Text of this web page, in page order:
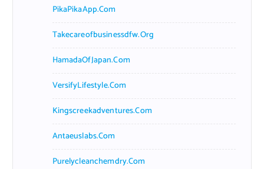
PikaPikaApp.com
Takecareofbusinessdfw.org
HamadaOfJapan.com
VersifyLifestyle.com
Kingscreekadventures.com
Antaeuslabs.com
Purelycleanchemdry.com